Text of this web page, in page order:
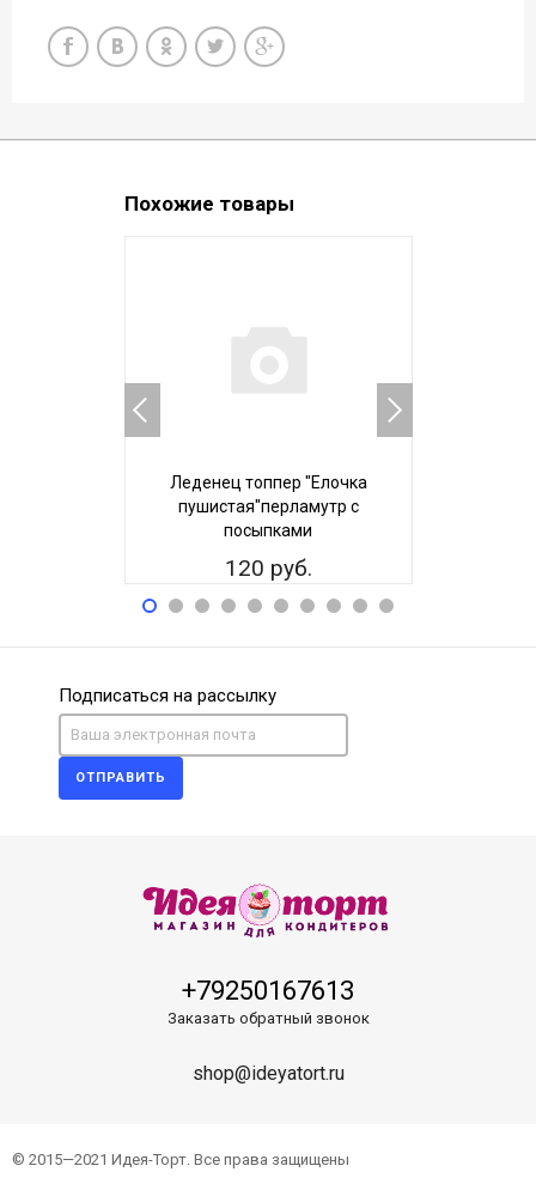
Похожие товары
Леденец топпер "Елочка
пушистая"перламутр с
посыпками
120 руб.
Подписаться на рассылку
ОТПРАВИТЬ
+79250167613
Заказать обратный звонок
shop@ideyatort.ru
© 2015—2021 Идея-Торт. Все права защищены